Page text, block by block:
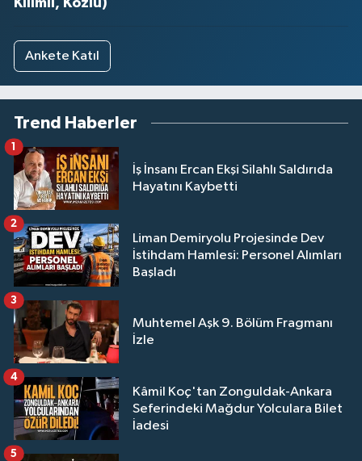
Kilimli, Kozlu)
Ankete Katıl
Trend Haberler
İş İnsanı Ercan Ekşi Silahlı Saldırıda
Hayatını Kaybetti
1
Liman Demiryolu Projesinde Dev
İstihdam Hamlesi: Personel Alımları
Başladı
2
Muhtemel Aşk 9. Bölüm Fragmanı
İzle
3
Kâmil Koç'tan Zonguldak-Ankara
Seferindeki Mağdur Yolculara Bilet
İadesi
4
5